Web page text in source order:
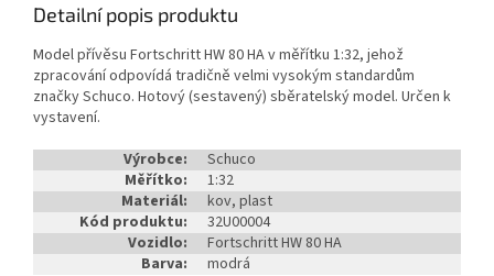
Detailní popis produktu
Model přívěsu Fortschritt HW 80 HA v měřítku 1:32, jehož
zpracování odpovídá tradičně velmi vysokým standardům
značky Schuco. Hotový (sestavený) sběratelský model. Určen k
vystavení.
Výrobce:
Schuco
Měřítko:
1:32
Materiál:
kov, plast
Kód produktu:
32U00004
Vozidlo:
Fortschritt HW 80 HA
Barva:
modrá